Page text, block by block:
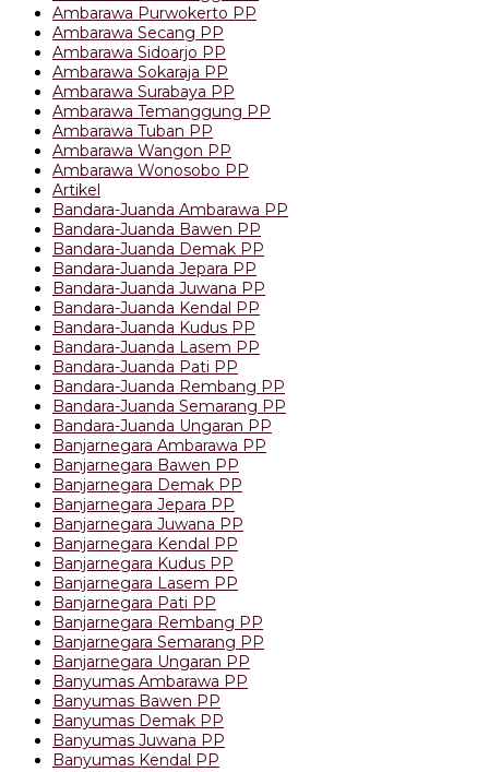
Ambarawa Purwokerto PP
Ambarawa Secang PP
Ambarawa Sidoarjo PP
Ambarawa Sokaraja PP
Ambarawa Surabaya PP
Ambarawa Temanggung PP
Ambarawa Tuban PP
Ambarawa Wangon PP
Ambarawa Wonosobo PP
Artikel
Bandara-Juanda Ambarawa PP
Bandara-Juanda Bawen PP
Bandara-Juanda Demak PP
Bandara-Juanda Jepara PP
Bandara-Juanda Juwana PP
Bandara-Juanda Kendal PP
Bandara-Juanda Kudus PP
Bandara-Juanda Lasem PP
Bandara-Juanda Pati PP
Bandara-Juanda Rembang PP
Bandara-Juanda Semarang PP
Bandara-Juanda Ungaran PP
Banjarnegara Ambarawa PP
Banjarnegara Bawen PP
Banjarnegara Demak PP
Banjarnegara Jepara PP
Banjarnegara Juwana PP
Banjarnegara Kendal PP
Banjarnegara Kudus PP
Banjarnegara Lasem PP
Banjarnegara Pati PP
Banjarnegara Rembang PP
Banjarnegara Semarang PP
Banjarnegara Ungaran PP
Banyumas Ambarawa PP
Banyumas Bawen PP
Banyumas Demak PP
Banyumas Juwana PP
Banyumas Kendal PP